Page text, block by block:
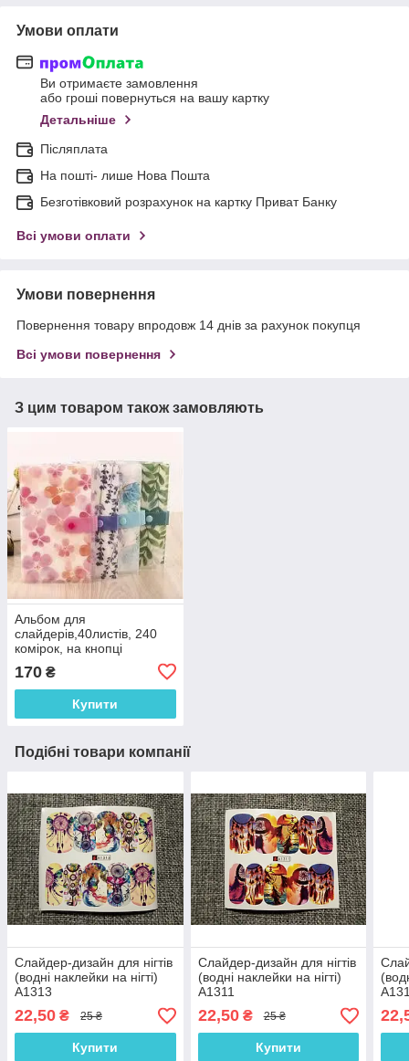
Умови оплати
Ви отримаєте замовлення
або гроші повернуться на вашу картку
Детальніше
Післяплата
На пошті- лише Нова Пошта
Безготівковий розрахунок на картку Приват Банку
Всі умови оплати
Умови повернення
Повернення товару впродовж 14 днів за рахунок покупця
Всі умови повернення
З цим товаром також замовляють
Альбом для
слайдерів,40листів, 240
комірок, на кнопці
170 ₴
Купити
Подібні товари компанії
Слайдер-дизайн для нігтів
(водні наклейки на нігті)
A1313
22,50 ₴ 25 ₴
Купити
Слайдер-дизайн для нігтів
(водні наклейки на нігті)
A1311
22,50₴ 25 ₴
Купити